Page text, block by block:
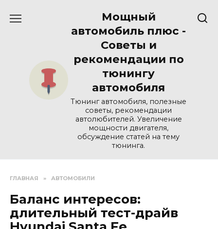
Мощный
автомобиль плюс -
Советы и
рекомендации по
тюнингу
автомобиля
Тюнинг автомобиля, полезные
советы, рекомендации
автолюбителей. Увеличение
мощности двигателя,
обсуждение статей на тему
тюнинга.
ГЛАВНАЯ » АВТОМОБИЛИ
Баланс интересов:
длительный тест-драйв